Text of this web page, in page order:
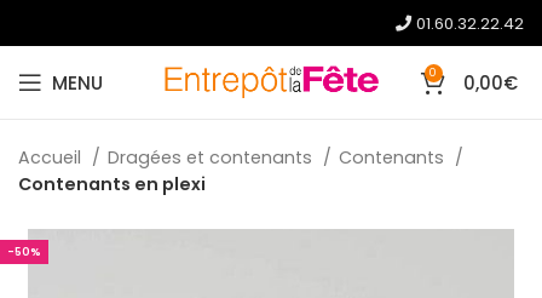
01.60.32.22.42
MENU 0 0,00€
Accueil Dragées et contenants
Contenants
Contenants en plexi
-50%